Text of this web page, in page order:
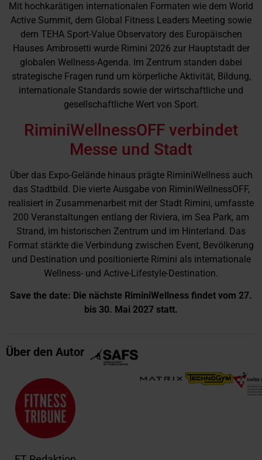
Mit hochkarätigen internationalen Formaten wie dem World
Active Summit, dem Global Fitness Leaders Meeting sowie
dem TEHA Sport-Value Observatory des Europäischen
Hauses Ambrosetti wurde Rimini 2026 zur Hauptstadt der
globalen Wellness-Agenda. Im Zentrum standen dabei
strategische Fragen rund um körperliche Aktivität, Bildung,
internationale Standards sowie der wirtschaftliche und
gesellschaftliche Wert von Sport.
RiminiWellnessOFF verbindet
Messe und Stadt
Über das Expo-Gelände hinaus prägte RiminiWellness auch
das Stadtbild. Die vierte Ausgabe von RiminiWellnessOFF,
realisiert in Zusammenarbeit mit der Stadt Rimini, umfasste
200 Veranstaltungen entlang der Riviera, im Sea Park, am
Strand, im historischen Zentrum und im Hinterland. Das
Format stärkte die Verbindung zwischen Event, Bevölkerung
und Destination und positionierte Rimini als internationale
Wellness- und Active-Lifestyle-Destination.
Save the date: Die nächste RiminiWellness findet vom 27.
bis 30. Mai 2027 statt.
Über den Autor